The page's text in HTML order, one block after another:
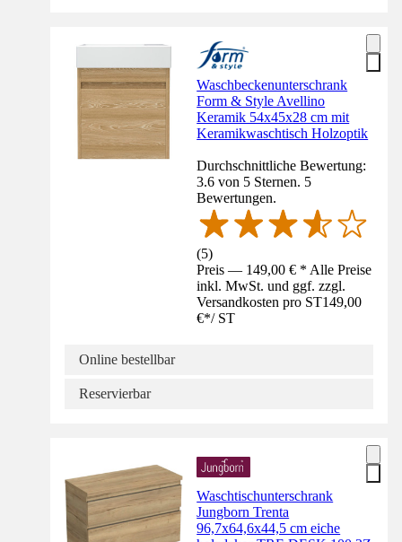
Waschbeckenunterschrank
Form & Style Avellino
Keramik 54x45x28 cm mit
Keramikwaschtisch Holzoptik
Durchschnittliche Bewertung:
3.6 von 5 Sternen. 5
Bewertungen.
(5)
Preis — 149,00 € * Alle Preise
inkl. MwSt. und ggf. zzgl.
Versandkosten pro ST149,00
€*/ ST
Online bestellbar
Reservierbar
Waschtischunterschrank
Jungborn Trenta
96,7x64,6x44,5 cm eiche